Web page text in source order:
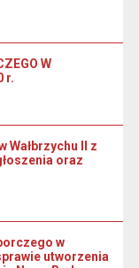
W
r.
Wałbrzychu II z
oraz
w
utworzenia